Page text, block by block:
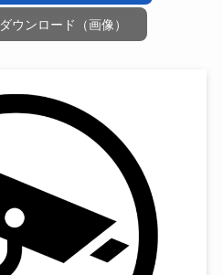
ダウンロード（画像）